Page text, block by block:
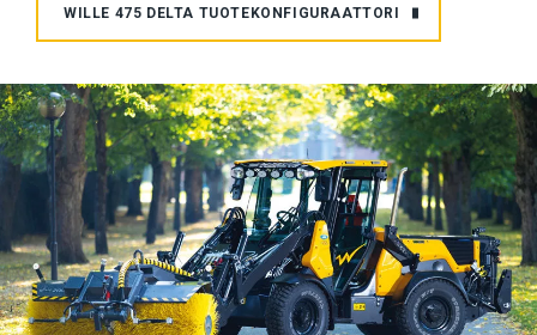
WILLE 475 DELTA TUOTEKONFIGURAATTORI